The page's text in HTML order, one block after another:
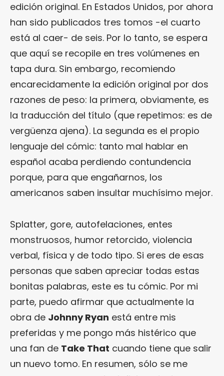
edición original. En Estados Unidos, por ahora
han sido publicados tres tomos -el cuarto
está al caer- de seis. Por lo tanto, se espera
que aquí se recopile en tres volúmenes en
tapa dura. Sin embargo, recomiendo
encarecidamente la edición original por dos
razones de peso: la primera, obviamente, es
la traducción del título (que repetimos: es de
vergüenza ajena). La segunda es el propio
lenguaje del cómic: tanto mal hablar en
español acaba perdiendo contundencia
porque, para que engañarnos, los
americanos saben insultar muchísimo mejor.
Splatter, gore, autofelaciones, entes
monstruosos, humor retorcido, violencia
verbal, física y de todo tipo. Si eres de esas
personas que saben apreciar todas estas
bonitas palabras, este es tu cómic. Por mi
parte, puedo afirmar que actualmente la
obra de Johnny Ryan está entre mis
preferidas y me pongo más histérico que
una fan de Take That cuando tiene que salir
un nuevo tomo. En resumen, sólo se me